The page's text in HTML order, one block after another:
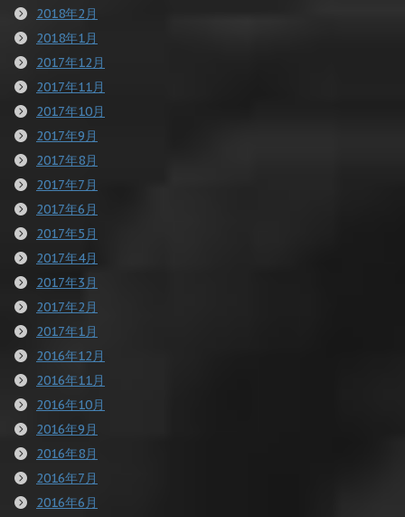
2018年2月
2018年1月
2017年12月
2017年11月
2017年10月
2017年9月
2017年8月
2017年7月
2017年6月
2017年5月
2017年4月
2017年3月
2017年2月
2017年1月
2016年12月
2016年11月
2016年10月
2016年9月
2016年8月
2016年7月
2016年6月